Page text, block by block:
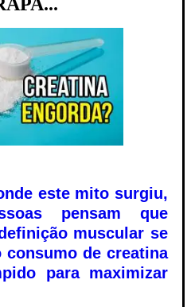
este mito surgiu,
pensam que
muscular se
de creatina
para maximizar